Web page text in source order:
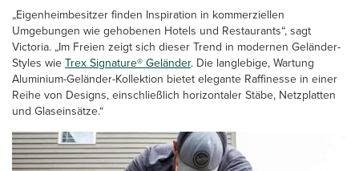
„Eigenheimbesitzer finden Inspiration in kommerziellen
Umgebungen wie gehobenen Hotels und Restaurants“, sagt
Victoria. „Im Freien zeigt sich dieser Trend in modernen Geländer-
Styles wieTrex Signature® Geländer. Die langlebige, Wartung
Aluminium-Geländer-Kollektion bietet elegante Raffinesse in einer
Reihe von Designs, einschließlich horizontaler Stäbe, Netzplatten
und Glaseinsätze.“